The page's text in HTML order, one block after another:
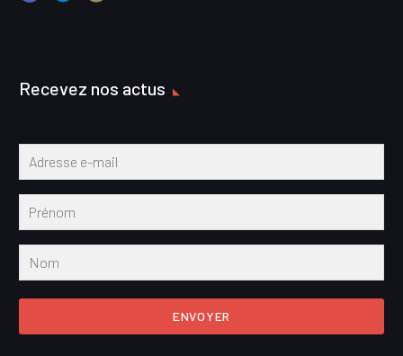
Recevez nos actus
ENVOYER